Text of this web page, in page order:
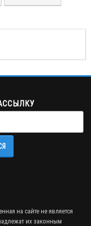
на сайте не является
их законным